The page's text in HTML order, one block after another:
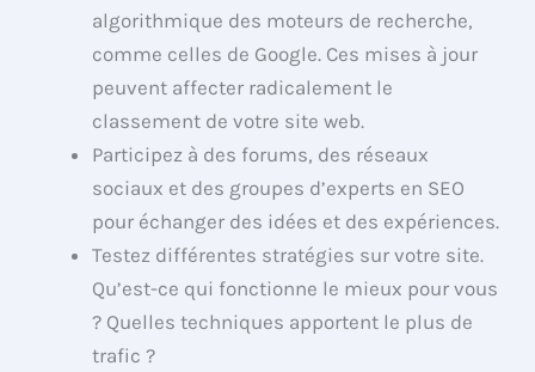
algorithmique des moteurs de recherche,
comme celles de Google. Ces mises à jour
peuvent affecter radicalement le
classement de votre site web.
Participez à des forums, des réseaux
sociaux et des groupes d’experts en SEO
pour échanger des idées et des expériences.
Testez différentes stratégies sur votre site.
Qu’est-ce qui fonctionne le mieux pour vous
? Quelles techniques apportent le plus de
trafic ?